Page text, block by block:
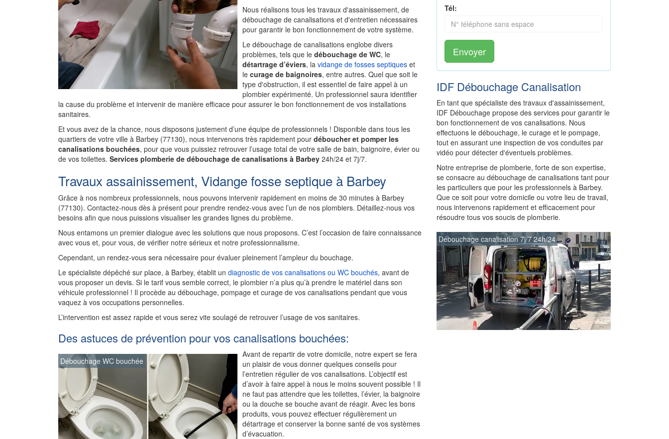
Nous réalisons tous les travaux d'assainissement, de
débouchage de canalisations et d'entretien nécessaires
pour garantir le bon fonctionnement de votre système.
Le débouchage de canalisations englobe divers
problèmes, tels que le débouchage de WC, le
détartrage d’éviers, la vidange de fosses septiques et
le curage de baignoires, entre autres. Quel que soit le
type d'obstruction, il est essentiel de faire appel à un
plombier expérimenté. Un professionnel saura identifier
la cause du problème et intervenir de manière efficace pour assurer le bon fonctionnement de vos installations
sanitaires.
Et vous avez de la chance, nous disposons justement d’une équipe de professionnels ! Disponible dans tous les
quartiers de votre ville à Barbey (77130), nous intervenons très rapidement pour déboucher et pomper les
canalisations bouchées, pour que vous puissiez retrouver l’usage total de votre salle de bain, baignoire, évier ou
de vos toilettes. Services plomberie de débouchage de canalisations à Barbey 24h/24 et 7j/7.
Travaux assainissement, Vidange fosse septique à Barbey
Grâce à nos nombreux professionnels, nous pouvons intervenir rapidement en moins de 30 minutes à Barbey
(77130). Contactez-nous dès à présent pour prendre rendez-vous avec l’un de nos plombiers. Détaillez-nous vos
besoins afin que nous puissions visualiser les grandes lignes du problème.
Nous entamons un premier dialogue avec les solutions que nous proposons. C’est l’occasion de faire connaissance
avec vous et, pour vous, de vérifier notre sérieux et notre professionnalisme.
Cependant, un rendez-vous sera nécessaire pour évaluer pleinement l’ampleur du bouchage.
Le spécialiste dépêché sur place, à Barbey, établit un diagnostic de vos canalisations ou WC bouchés, avant de
vous proposer un devis. Si le tarif vous semble correct, le plombier n’a plus qu’à prendre le matériel dans son
véhicule professionnel ! Il procède au débouchage, pompage et curage de vos canalisations pendant que vous
vaquez à vos occupations personnelles.
L’intervention est assez rapide et vous serez vite soulagé de retrouver l’usage de vos sanitaires.
Des astuces de prévention pour vos canalisations bouchées:
Débouchage WC bouchée
Avant de repartir de votre domicile, notre expert se fera
un plaisir de vous donner quelques conseils pour
l’entretien régulier de vos canalisations. L’objectif est
d’avoir à faire appel à nous le moins souvent possible ! Il
ne faut pas attendre que les toilettes, l’évier, la baignoire
ou la douche se bouche avant de réagir. Avec les bons
produits, vous pouvez effectuer régulièrement un
détartrage et conserver la bonne santé de vos systèmes
d’évacuation.
Tél:
Envoyer
IDF Débouchage Canalisation
En tant que spécialiste des travaux d'assainissement,
IDF Débouchage propose des services pour garantir le
bon fonctionnement de vos canalisations. Nous
effectuons le débouchage, le curage et le pompage,
tout en assurant une inspection de vos conduites par
vidéo pour détecter d'éventuels problèmes.
Notre entreprise de plomberie, forte de son expertise,
se consacre au débouchage de canalisations tant pour
les particuliers que pour les professionnels à Barbey.
Que ce soit pour votre domicile ou votre lieu de travail,
nous intervenons rapidement et efficacement pour
résoudre tous vos soucis de plomberie.
Débouchage canalisation 7j/7 24h/24